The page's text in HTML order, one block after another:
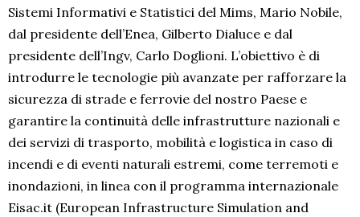
Sistemi Informativi e Statistici del Mims, Mario Nobile,
dal presidente dell’Enea, Gilberto Dialuce e dal
presidente dell’Ingv, Carlo Doglioni. L’obiettivo è di
introdurre le tecnologie più avanzate per rafforzare la
sicurezza di strade e ferrovie del nostro Paese e
garantire la continuità delle infrastrutture nazionali e
dei servizi di trasporto, mobilità e logistica in caso di
incendi e di eventi naturali estremi, come terremoti e
inondazioni, in linea con il programma internazionale
Eisac.it (European Infrastructure Simulation and